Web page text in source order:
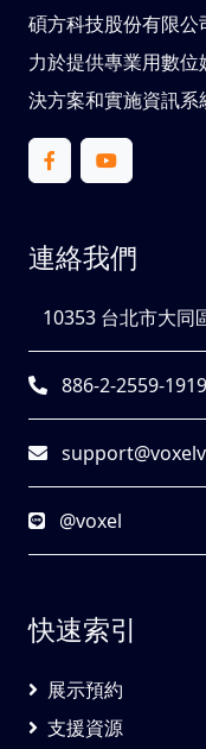
碩方科技股份有限
力於提供專業用數
決方案和實施資訊系
連絡我們
10353 台北市大同
886-2-2559-1919
@voxel
快速索引
展示預約
支援資源